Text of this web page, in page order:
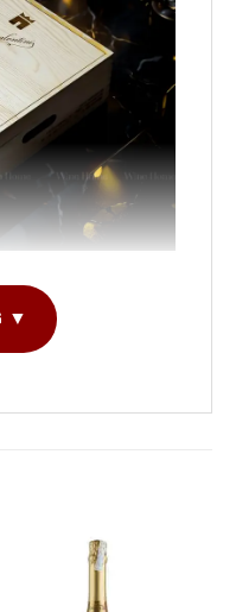
– Xu hướng quà
quàrượu vang
Nguyên Đán, lễ
giá trị vật chất,
văn hóa thưởng
▼